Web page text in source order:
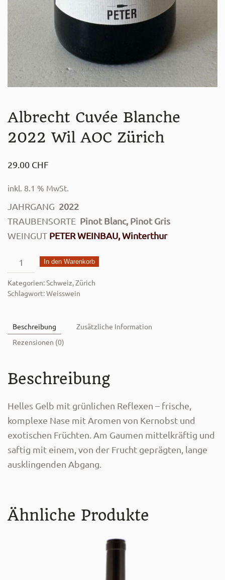
Albrecht Cuvée Blanche
2022 Wil AOC Zürich
29.00 CHF
inkl. 8.1 % MwSt.
JAHRGANG 2022
TRAUBENSORTE Pinot Blanc, Pinot Gris
WEINGUT PETER WEINBAU, Winterthur
Albrecht
Cuvée
Blanche
AOC
Zürich
In den Warenkorb
Kategorien:Schweiz Zürich
Schlagwort:Weisswein
Beschreibung
Zusätzliche Information
Rezensionen (0)
Beschreibung
Helles Gelb mit grünlichen Reflexen – frische,
komplexe Nase mit Aromen von Kernobst und
exotischen Früchten. Am Gaumen mittelkräftig und
saftig mit einem, von der Frucht geprägten, lange
ausklingenden Abgang.
Ähnliche Produkte